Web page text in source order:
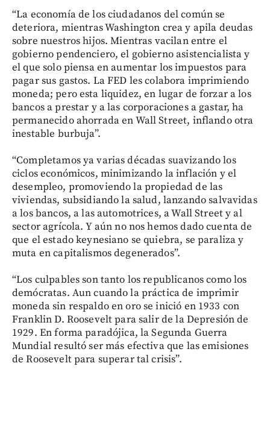
“La economía de los ciudadanos del común se
deteriora, mientras Washington crea y apila deudas
sobre nuestros hijos. Mientras vacilan entre el
gobierno pendenciero, el gobierno asistencialista y
el que solo piensa en aumentar los impuestos para
pagar sus gastos. La FED les colabora imprimiendo
moneda; pero esta liquidez, en lugar de forzar a los
bancos a prestar y a las corporaciones a gastar, ha
permanecido ahorrada en Wall Street, inflando otra
inestable burbuja”.
“Completamos ya varias décadas suavizando los
ciclos económicos, minimizando la inflación y el
desempleo, promoviendo la propiedad de las
viviendas, subsidiando la salud, lanzando salvavidas
a los bancos, a las automotrices, a Wall Street y al
sector agrícola. Y aún no nos hemos dado cuenta de
que el estado keynesiano se quiebra, se paraliza y
muta en capitalismos degenerados”.
“Los culpables son tanto los republicanos como los
demócratas. Aun cuando la práctica de imprimir
moneda sin respaldo en oro se inició en 1933 con
Franklin D. Roosevelt para salir de la Depresión de
1929. En forma paradójica, la Segunda Guerra
Mundial resultó ser más efectiva que las emisiones
de Roosevelt para superar tal crisis”.